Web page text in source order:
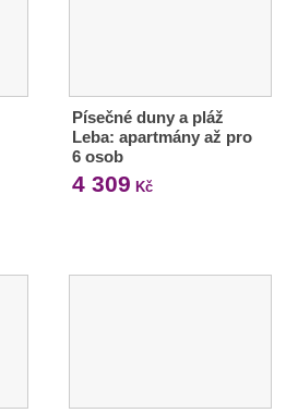
Písečné duny a pláž
Leba: apartmány až pro
6 osob
4 309 Kč